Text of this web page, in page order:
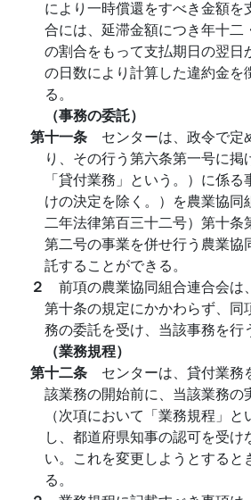
により一時償還をすべき金額を
合には、延滞金額につき年十二
の割合をもって支払期日の翌日
の日数により計算した違約金を
る。
（事務の委託）
第十一条 センターは、政令で定
り、その行う第六条第一号に掲
「貸付業務」という。）に係
けの決定を除く。）を農業協同
二年法律第百三十二号）第十条
第二号の事業を併せ行う農業協
託することができる。
２ 前項の農業協同組合連合会は
第十条の規定にかかわらず、同
務の委託を受け、当該事務を行
（業務規程）
第十二条 センターは、貸付業務
該業務の開始前に、当該業務の
（次項において「業務規程」
し、都道府県知事の認可を受け
い。これを変更しようとすると
る。